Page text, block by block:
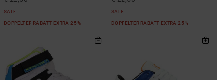
SALE
DOPPELTER RABATT EXTRA 25 %
SALE
DOPPELTER RABATT EXTRA 25 %